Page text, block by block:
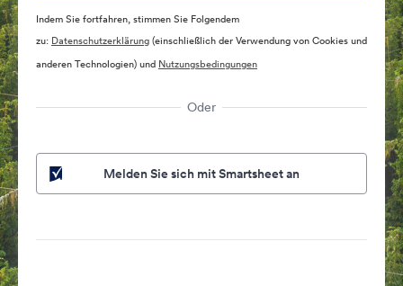
Indem Sie fortfahren, stimmen Sie Folgendem
zu: Datenschutzerklärung(einschließlich der Verwendung von Cookies und
anderen Technologien) und Nutzungsbedingungen
Oder
Melden Sie sich mit Smartsheet an